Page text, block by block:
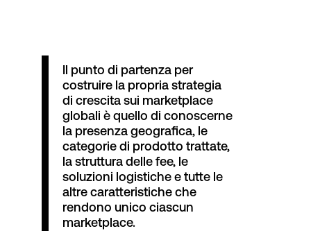
Il punto di partenza per
costruire la propria strategia
di crescita sui marketplace
globali è quello di conoscerne
la presenza geografica, le
categorie di prodotto trattate,
la struttura delle fee, le
soluzioni logistiche e tutte le
altre caratteristiche che
rendono unico ciascun
marketplace.